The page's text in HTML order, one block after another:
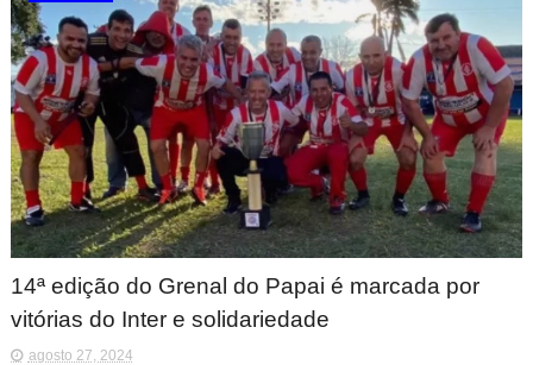
14ª edição do Grenal do Papai é marcada por
vitórias do Inter e solidariedade
agosto 27, 2024